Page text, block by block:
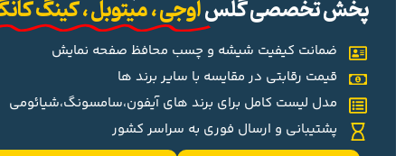
پخش تخصصی گلساوجی ، میتوبل ، کینگ
ضمانت کیفیت شیشه و چسب محافظ صفحه نمایش
قیمت رقابتی در مقایسه با سایر برند ها
مدل لیست کامل برای برند های آیفون،سامسونگ،شیائومی
پشتیبانی و ارسال فوری به سراسر کشور